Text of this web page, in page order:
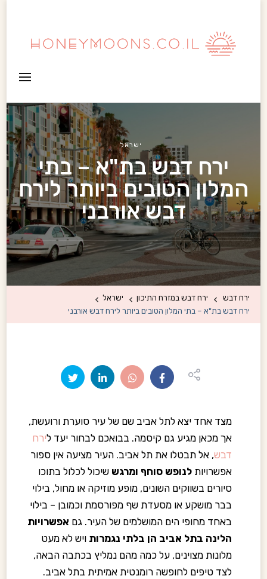
ישראל
ירח דבש בת"א – בתי
המלון הטובים ביותר לירח
דבש אורבני
ירח דבש ירח דבש במזרח התיכון
ישראל
ירח דבש בת"א – בתי המלון הטובים ביותר לירח דבש אורבני
מצד אחד יצא לתל אביב שם של עיר סוערת ורועשת,
אך מכאן מגיע גם קיסמה. בבואכם לבחור יעד לירח
דבש, אל תבטלו את תל אביב. העיר מציעה אין ספור
אפשרויות לנופש סוחף ומרגש שיכול לכלול בתוכו
סיורים בשווקים השונים, מופע מוזיקה או מחול, בילוי
בבר מושקע או מסעדת שף מפורסמת וכמובן – בילוי
באחד מחופי הים המושלמים של העיר. גם אפשרויות
הלינה בתל אביב הן בלתי נגמרות ויש לא מעט
מלונות מצוינים, על כמה מהם נמליץ בכתבה הבאה,
לצד טיפים לחופשה רומנטית אמיתית בתל אביב.